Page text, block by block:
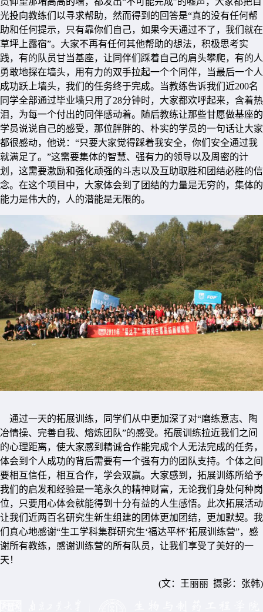
光投向教练们以寻求帮助，然而得到的回答是“真的没有任何帮
助和任何提示，只有靠你们自己，如果今天通过不了，我们就在
草坪上露宿”。大家不再有任何其他帮助的想法，积极思考实
践，有的队员甘当基座，让同伴们踩着自己的肩头攀爬，有的人
勇敢地探在墙头，用有力的双手拉起一个个同伴，当最后一个人
成功跃上墙头，我们的任务终于完成。当教练告诉我们近200名
同学全部通过毕业墙只用了28分钟时，大家都欢呼起来，含着热
泪，为每一个付出的同伴感动着。随后教练让那些甘愿做基座的
学员说说自己的感受，那位胖胖的、朴实的学员的一句话让大家
都很感动，他说：“只要大家觉得踩着我安全，你们安全通过我
就满足了。”这需要集体的智慧、强有力的领导以及周密的计
划，这需要激励和强化顽强的斗志以及互助取胜和团结必胜的信
念。在这个项目中，大家体会到了团结的力量是无穷的，集体的
能力是伟大的，人的潜能是无限的。
通过一天的拓展训练，同学们从中更加深了对“磨练意志、陶
冶情操、完善自我、熔炼团队”的感受。拓展训练拉近我们之间
的心理距离，使大家感到精诚合作能完成个人无法完成的任务，
体会到个人成功的背后需要有一个强有力的团队支持。个体之间
要相互信任，相互合作，学会双赢。大家感到，拓展训练所给予
我们的启发和经验是一笔永久的精神财富，无论我们身处何种岗
位，只要用心体会就能得到十分有益的人生感悟。此次拓展活动
让我们近两百名研究生新生组建的团体更加团结，更加默契。我
们真心地感谢“生工学科集群研究生‘福达平杯’拓展训练营”，感
谢所有教练，感谢训练营的所有队员，让我们享受了美好的一
天！
(文：王丽丽 摄影：张韩)